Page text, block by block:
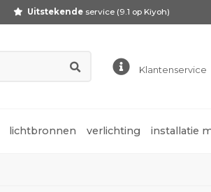
Uitstekendeservice (9.1 op Kiyoh)
Klantenservice
lichtbronnen verlichting installatie